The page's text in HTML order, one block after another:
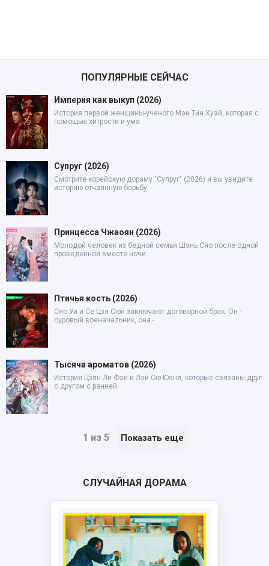
ПОПУЛЯРНЫЕ СЕЙЧАС
Империя как выкуп (2026)
История первой женщины-ученого Мэн Тин Хуэй, которая с
помощью хитрости и ума
Супруг (2026)
Смотрите корейскую дораму "Супруг" (2026) и вы увидите
историю отчаянную борьбу
Принцесса Чжаоян (2026)
Молодой человек из бедной семьи Шэнь Сяо после одной
проведенной вместе ночи
Птичья кость (2026)
Сяо Уи и Се Цзя Сюй заключают договорной брак. Он -
суровый военачальник, она -
Тысяча ароматов (2026)
История Цзян Ли Фэй и Лэй Сю Юаня, которые связаны друг
с другом с ранней
1 из 5 Показать еще
СЛУЧАЙНАЯ ДОРАМА